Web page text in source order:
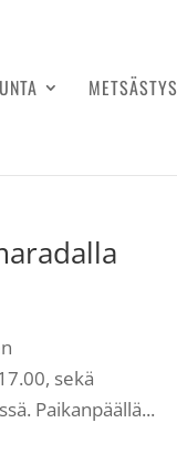
METSÄSTYS
sekä
Paikanpäällä...